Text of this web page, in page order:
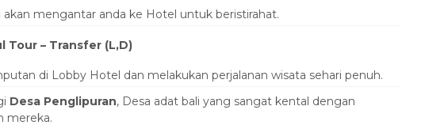
mengantar anda ke Hotel untuk beristirahat.
Tour – Transfer (L,D)
di Lobby Hotel dan melakukan perjalanan wisata sehari penuh.
Desa Penglipuran, Desa adat bali yang sangat kental dengan
mereka.